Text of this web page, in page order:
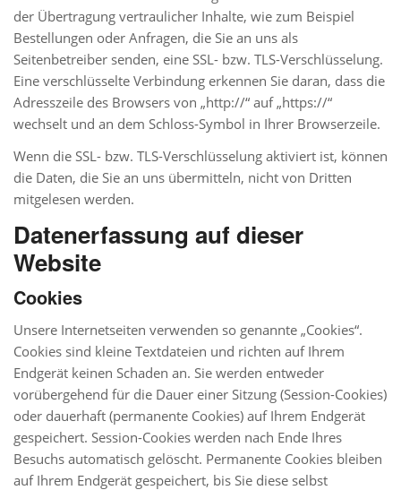
der Übertragung vertraulicher Inhalte, wie zum Beispiel
Bestellungen oder Anfragen, die Sie an uns als
Seitenbetreiber senden, eine SSL- bzw. TLS-Verschlüsselung.
Eine verschlüsselte Verbindung erkennen Sie daran, dass die
Adresszeile des Browsers von „http://“ auf „https://“
wechselt und an dem Schloss-Symbol in Ihrer Browserzeile.
Wenn die SSL- bzw. TLS-Verschlüsselung aktiviert ist, können
die Daten, die Sie an uns übermitteln, nicht von Dritten
mitgelesen werden.
Datenerfassung auf dieser
Website
Cookies
Unsere Internetseiten verwenden so genannte „Cookies“.
Cookies sind kleine Textdateien und richten auf Ihrem
Endgerät keinen Schaden an. Sie werden entweder
vorübergehend für die Dauer einer Sitzung (Session-Cookies)
oder dauerhaft (permanente Cookies) auf Ihrem Endgerät
gespeichert. Session-Cookies werden nach Ende Ihres
Besuchs automatisch gelöscht. Permanente Cookies bleiben
auf Ihrem Endgerät gespeichert, bis Sie diese selbst